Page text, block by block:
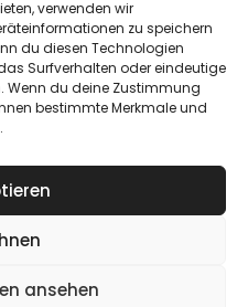
verwenden wir
zu speichern
du diesen Technologien
Surfverhalten oder eindeutige
Wenn du deine Zustimmung
bestimmte Merkmale und
ansehen
technik.de